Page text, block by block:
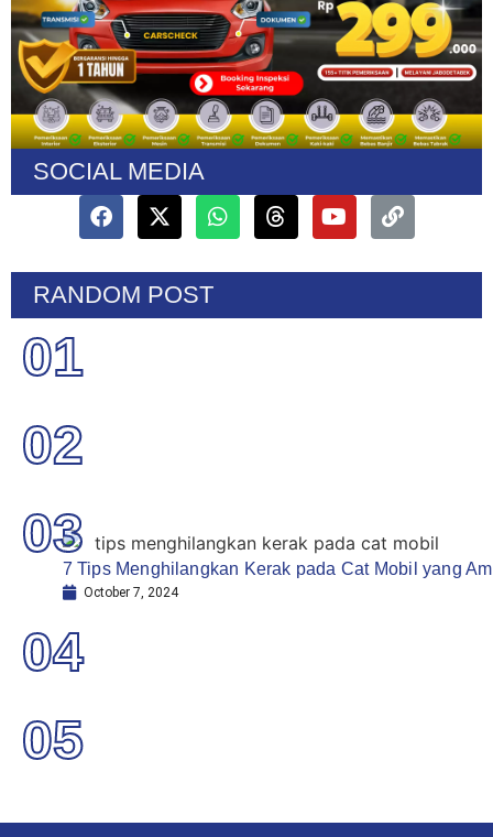
SOCIAL MEDIA
RANDOM POST
01
02
7 Tips Menghilangkan Kerak pada Cat Mobil yang
October 7, 2024
03
04
05